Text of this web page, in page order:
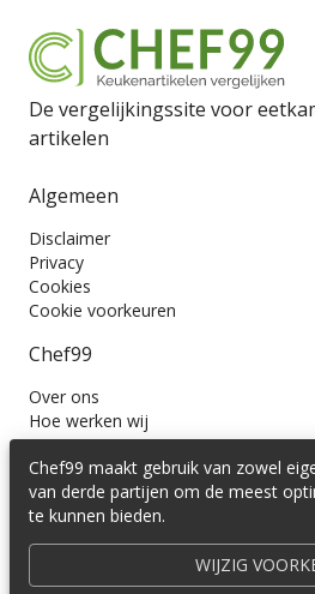
De vergelijkingssite voor
artikelen
Algemeen
Disclaimer
Privacy
Cookies
Cookie voorkeuren
Chef99
Over ons
Hoe werken wij
Contact
Wil je ons volgen?
Chef99 maakt gebruik van zowel
van derde partijen om de meest
te kunnen bieden.
WIJZIG